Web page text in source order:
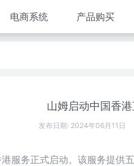
电商系统 产品购买
山姆启动中国香
发布日期: 2024年06月11日
服务正式启动。该服务提供